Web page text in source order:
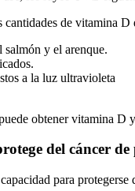
cantidades de vitamina
salmón y el arenque.
a la luz ultravioleta
obtener vitamina D
del cáncer de
para